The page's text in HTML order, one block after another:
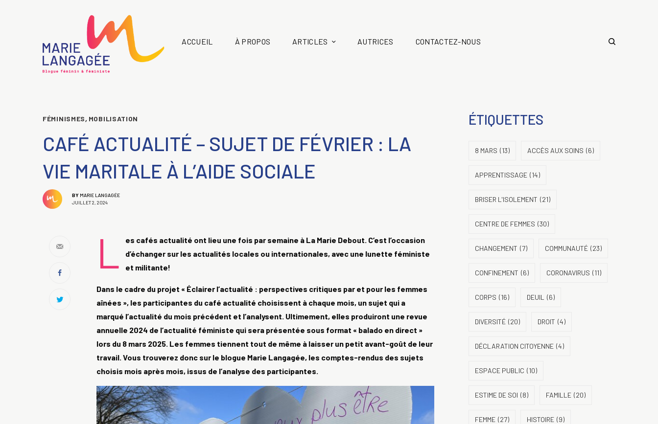
ACCUEIL À PROPOS ARTICLES AUTRICES CONTACTEZ-NOUS
FÉMINISMES, MOBILISATION
CAFÉ ACTUALITÉ – SUJET DE FÉVRIER : LA
VIE MARITALE À L’AIDE SOCIALE
BY MARIE LANGAGÉE
JUILLET 2, 2024
L
es cafés actualité ont lieu une fois par semaine à La Marie Debout. C’est l’occasion
d’échanger sur les actualités locales ou internationales, avec une lunette féministe
et militante!
Dans le cadre du projet « Éclairer l’actualité : perspectives critiques par et pour les femmes
aînées », les participantes du café actualité choisissent à chaque mois, un sujet qui a
marqué l’actualité du mois précédent et l’analysent. Ultimement, elles produiront une revue
annuelle 2024 de l’actualité féministe qui sera présentée sous format « balado en direct »
lors du 8 mars 2025. Les femmes tiennent tout de même à laisser un petit avant-goût de leur
travail. Vous trouverez donc sur le blogue Marie Langagée, les comptes-rendus des sujets
choisis mois après mois, issus de l’analyse des participantes.
ÉTIQUETTES
8 MARS (13) ACCÈS AUX SOINS (6)
APPRENTISSAGE (14)
BRISER L'ISOLEMENT (21)
CENTRE DE FEMMES (30)
CHANGEMENT (7) COMMUNAUTÉ (23)
CONFINEMENT (6) CORONAVIRUS (11)
CORPS (16) DEUIL (6)
DIVERSITÉ (20) DROIT (4)
DÉCLARATION CITOYENNE (4)
ESPACE PUBLIC (10)
ESTIME DE SOI (8) FAMILLE (20)
FEMME (27) HISTOIRE (9)